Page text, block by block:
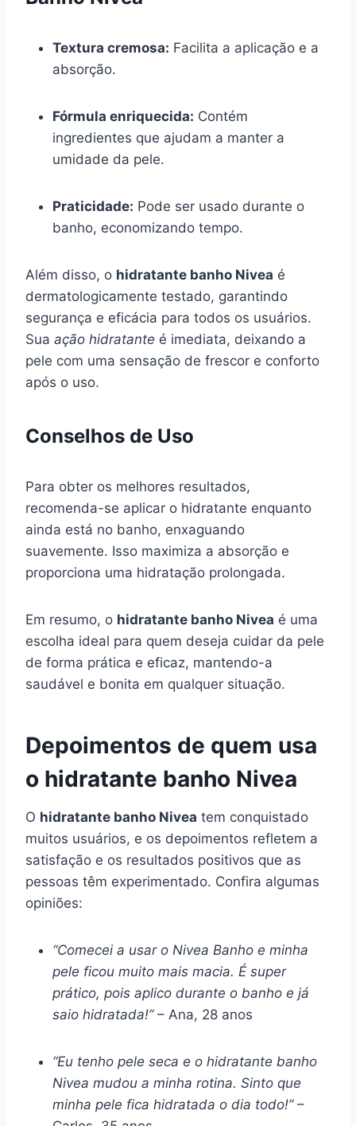
Textura cremosa: Facilita a aplicação e a
absorção.
Fórmula enriquecida: Contém
ingredientes que ajudam a manter a
umidade da pele.
Praticidade: Pode ser usado durante o
banho, economizando tempo.
Além disso, o hidratante banho Nivea é
dermatologicamente testado, garantindo
segurança e eficácia para todos os usuários.
Sua ação hidratante é imediata, deixando a
pele com uma sensação de frescor e conforto
após o uso.
Conselhos de Uso
Para obter os melhores resultados,
recomenda-se aplicar o hidratante enquanto
ainda está no banho, enxaguando
suavemente. Isso maximiza a absorção e
proporciona uma hidratação prolongada.
Em resumo, o hidratante banho Nivea é uma
escolha ideal para quem deseja cuidar da pele
de forma prática e eficaz, mantendo-a
saudável e bonita em qualquer situação.
Depoimentos de quem usa
o hidratante banho Nivea
O hidratante banho Nivea tem conquistado
muitos usuários, e os depoimentos refletem a
satisfação e os resultados positivos que as
pessoas têm experimentado. Confira algumas
opiniões:
“Comecei a usar o Nivea Banho e minha
pele ficou muito mais macia. É super
prático, pois aplico durante o banho e já
saio hidratada!”– Ana, 28 anos
“Eu tenho pele seca e o hidratante banho
Nivea mudou a minha rotina. Sinto que
minha pele fica hidratada o dia todo!”–